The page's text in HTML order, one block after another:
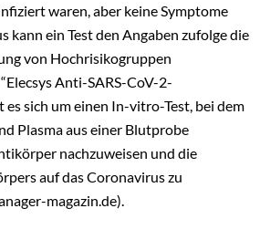
waren, aber keine Symptome
kann ein Test den Angaben zufolge die
von Hochrisikogruppen
Anti-SARS-CoV-2-
es sich um einen In-vitro-Test, bei dem
Plasma aus einer Blutprobe
nachzuweisen und die
auf das Coronavirus zu
magazin.de).